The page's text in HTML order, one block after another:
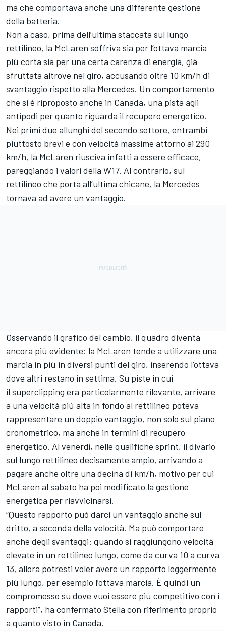
ma che comportava anche una differente gestione
della batteria.
Non a caso, prima dell’ultima staccata sul lungo
rettilineo, la McLaren soffriva sia per l’ottava marcia
più corta sia per una certa carenza di energia, già
sfruttata altrove nel giro, accusando oltre 10 km/h di
svantaggio rispetto alla Mercedes. Un comportamento
che si è riproposto anche in Canada, una pista agli
antipodi per quanto riguarda il recupero energetico.
Nei primi due allunghi del secondo settore, entrambi
piuttosto brevi e con velocità massime attorno ai 290
km/h, la McLaren riusciva infatti a essere efficace,
pareggiando i valori della W17. Al contrario, sul
rettilineo che porta all’ultima chicane, la Mercedes
tornava ad avere un vantaggio.
Osservando il grafico del cambio, il quadro diventa
ancora più evidente: la McLaren tende a utilizzare una
marcia in più in diversi punti del giro, inserendo l’ottava
dove altri restano in settima. Su piste in cui
il superclipping era particolarmente rilevante, arrivare
a una velocità più alta in fondo al rettilineo poteva
rappresentare un doppio vantaggio, non solo sul piano
cronometrico, ma anche in termini di recupero
energetico. Al venerdì, nelle qualifiche sprint, il divario
sul lungo rettilineo decisamente ampio, arrivando a
pagare anche oltre una decina di km/h, motivo per cui
McLaren al sabato ha poi modificato la gestione
energetica per riavvicinarsi.
“Questo rapporto può darci un vantaggio anche sul
dritto, a seconda della velocità. Ma può comportare
anche degli svantaggi: quando si raggiungono velocità
elevate in un rettilineo lungo, come da curva 10 a curva
13, allora potresti voler avere un rapporto leggermente
più lungo, per esempio l’ottava marcia. È quindi un
compromesso su dove vuoi essere più competitivo con i
rapporti”, ha confermato Stella con riferimento proprio
a quanto visto in Canada.